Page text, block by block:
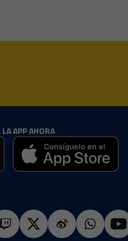
APP AHORA